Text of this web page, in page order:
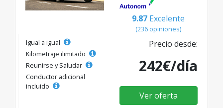
9.87 Excelente
(236 opiniones)
Igual a igual
Kilometraje ilimitado
Reunirse y Saludar
Conductor adicional
incluido
Precio desde:
242€/día
Ver oferta